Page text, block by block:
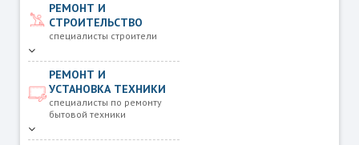
РЕМОНТ И
СТРОИТЕЛЬСТВО
специалисты строители
РЕМОНТ И
УСТАНОВКА ТЕХНИКИ
специалисты по ремонту
бытовой техники